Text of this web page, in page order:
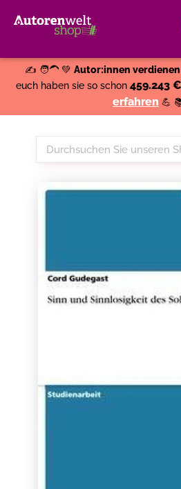
✍️ 🧑‍🦱 💚 Autor:innen verdienen
euch haben sie so schon 459.243 €
erfahren 💪
Durchsuchen
Sie
Shop